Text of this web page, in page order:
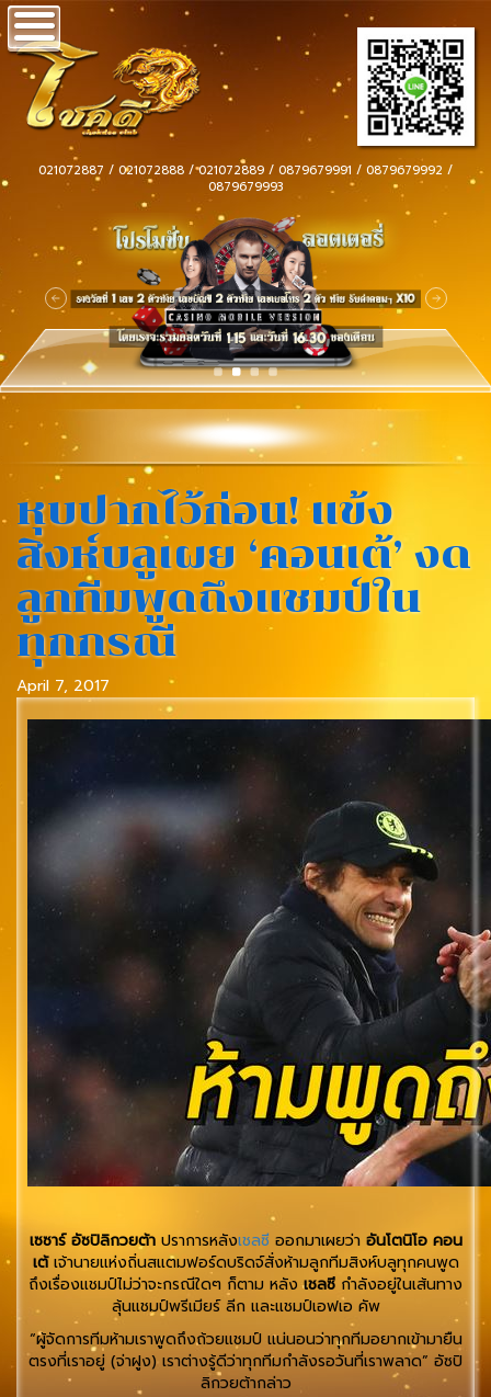
021072887 / 021072888 / 021072889 / 0879679991 / 0879679992 /
0879679993
หุบปากไว้ก่อน! แข้ง
สิงห์บลูเผย ‘คอนเต้’ งด
ลูกทีมพูดถึงแชมป์ใน
ทุกกรณี
April 7, 2017
เซซาร์ อัซปิลิกวยต้าปราการหลังเชลซี ออกมาเผยว่า อันโตนิโอ คอน
เต้เจ้านายแห่งถิ่นสแตมฟอร์ดบริดจ์สั่งห้ามลูกทีมสิงห์บลูทุกคนพูด
ถึงเรื่องแชมป์ไม่ว่าจะกรณีใดๆ ก็ตาม หลังเชลซี กำลังอยู่ในเส้นทาง
ลุ้นแชมป์พรีเมียร์ ลีก และแชมป์เอฟเอ คัพ
“ผู้จัดการทีมห้ามเราพูดถึงถ้วยแชมป์ แน่นอนว่าทุกทีมอยากเข้ามายืน
ตรงที่เราอยู่ (จ่าฝูง) เราต่างรู้ดีว่าทุกทีมกำลังรอวันที่เราพลาด” อัซปิ
ลิกวยต้ากล่าว